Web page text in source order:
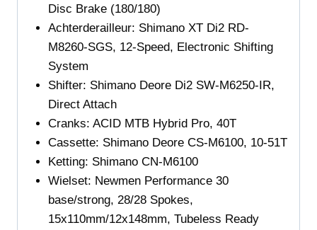
Disc Brake (180/180)
Achterderailleur: Shimano XT Di2 RD-
M8260-SGS, 12-Speed, Electronic Shifting
System
Shifter: Shimano Deore Di2 SW-M6250-IR,
Direct Attach
Cranks: ACID MTB Hybrid Pro, 40T
Cassette: Shimano Deore CS-M6100, 10-51T
Ketting: Shimano CN-M6100
Wielset: Newmen Performance 30
base/strong, 28/28 Spokes,
15x110mm/12x148mm, Tubeless Ready